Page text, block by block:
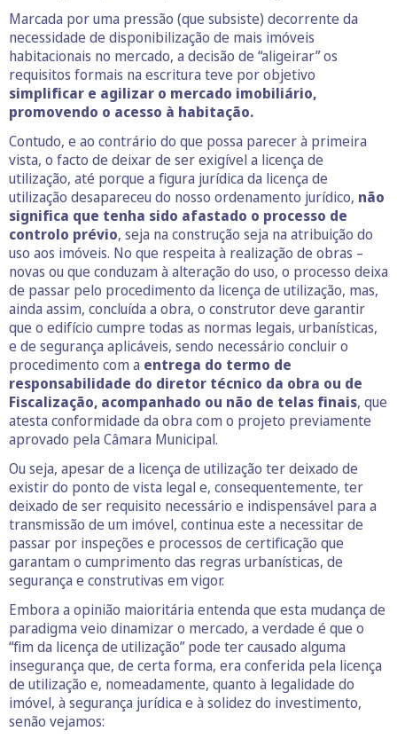
Marcada por uma pressão (que subsiste) decorrente da
necessidade de disponibilização de mais imóveis
habitacionais no mercado, a decisão de “aligeirar” os
requisitos formais na escritura teve por objetivo
simplificar e agilizar o mercado imobiliário,
promovendo o acesso à habitação.
Contudo, e ao contrário do que possa parecer à primeira
vista, o facto de deixar de ser exigível a licença de
utilização, até porque a figura jurídica da licença de
utilização desapareceu do nosso ordenamento jurídico, não
significa que tenha sido afastado o processo de
controlo prévio, seja na construção seja na atribuição do
uso aos imóveis. No que respeita à realização de obras –
novas ou que conduzam à alteração do uso, o processo deixa
de passar pelo procedimento da licença de utilização, mas,
ainda assim, concluída a obra, o construtor deve garantir
que o edifício cumpre todas as normas legais, urbanísticas,
e de segurança aplicáveis, sendo necessário concluir o
procedimento com a entrega do termo de
responsabilidade do diretor técnico da obra ou de
Fiscalização, acompanhado ou não de telas finais, que
atesta conformidade da obra com o projeto previamente
aprovado pela Câmara Municipal.
Ou seja, apesar de a licença de utilização ter deixado de
existir do ponto de vista legal e, consequentemente, ter
deixado de ser requisito necessário e indispensável para a
transmissão de um imóvel, continua este a necessitar de
passar por inspeções e processos de certificação que
garantam o cumprimento das regras urbanísticas, de
segurança e construtivas em vigor.
Embora a opinião maioritária entenda que esta mudança de
paradigma veio dinamizar o mercado, a verdade é que o
“fim da licença de utilização” pode ter causado alguma
insegurança que, de certa forma, era conferida pela licença
de utilização e, nomeadamente, quanto à legalidade do
imóvel, à segurança jurídica e à solidez do investimento,
senão vejamos: